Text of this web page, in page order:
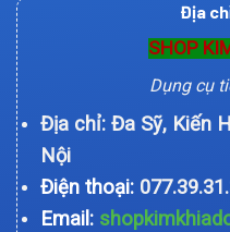
Địa
SHOP
Dụng cụ
Địa chỉ: Đa Sỹ, Kiến
Nội
Điện thoại:
Email: